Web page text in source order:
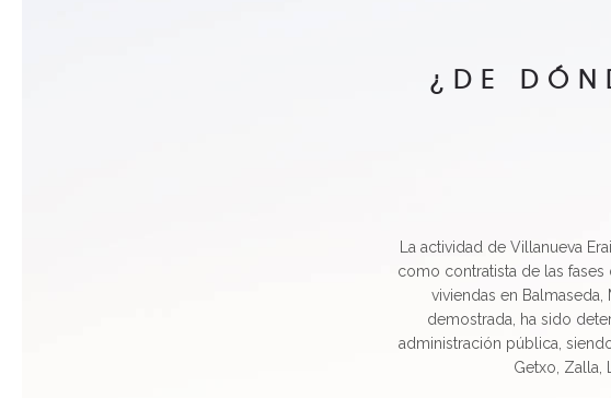
¿DE
La actividad de Villanueva
como contratista de las
viviendas en
demostrada, ha sido
administración pública,
Getxo, Zalla,